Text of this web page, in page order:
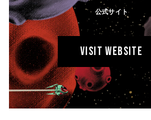
公式サイト
VISIT WEBSITE